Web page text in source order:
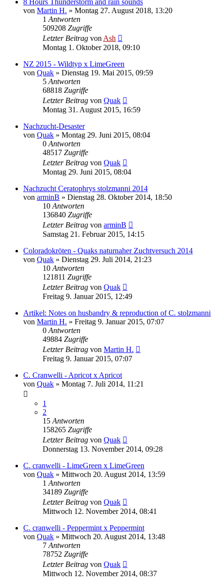
von Martin H. » Montag 27. August 2018, 13:20
1 Antworten
509208 Zugriffe
Letzter Beitrag von Ash
Montag 1. Oktober 2018, 09:10
NZ 2015 - Wildtyp x LimeGreen
von Quak » Dienstag 19. Mai 2015, 09:59
5 Antworten
68818 Zugriffe
Letzter Beitrag von Quak
Montag 31. August 2015, 16:59
Nachzucht-Desaster
von Quak » Montag 29. Juni 2015, 08:04
0 Antworten
48517 Zugriffe
Letzter Beitrag von Quak
Montag 29. Juni 2015, 08:04
Nachzucht Ceratophrys stolzmanni 2014
von arminB » Dienstag 28. Oktober 2014, 18:50
10 Antworten
136840 Zugriffe
Letzter Beitrag von arminB
Samstag 21. Februar 2015, 14:15
Coloradokröten - Quaks naturnaher Zuchtversuch 2014
von Quak » Dienstag 29. Juli 2014, 21:23
10 Antworten
121811 Zugriffe
Letzter Beitrag von Quak
Freitag 9. Januar 2015, 12:49
Artikel: Notes on husbandry & reproduction of C. stolzmanni
von Martin H. » Freitag 9. Januar 2015, 07:07
0 Antworten
49884 Zugriffe
Letzter Beitrag von Martin H.
Freitag 9. Januar 2015, 07:07
C. Cranwelli - Apricot x Apricot
von Quak » Montag 7. Juli 2014, 11:21
1
2
15 Antworten
158265 Zugriffe
Letzter Beitrag von Quak
Donnerstag 13. November 2014, 09:28
C. cranwelli - LimeGreen x LimeGreen
von Quak » Mittwoch 20. August 2014, 13:59
1 Antworten
34189 Zugriffe
Letzter Beitrag von Quak
Mittwoch 12. November 2014, 08:41
C. cranwelli - Peppermint x Peppermint
von Quak » Mittwoch 20. August 2014, 13:48
7 Antworten
78752 Zugriffe
Letzter Beitrag von Quak
Mittwoch 12. November 2014, 08:37